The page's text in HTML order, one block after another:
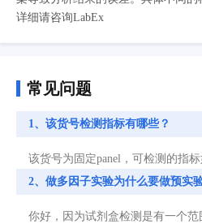
详细请咨询LabEx
常见问题
1、该货号检测指标有哪些？
该货号为固定panel，可检测的指
2、做多因子实验为什么要做预实
你好，因为试剂盒检测是有一个